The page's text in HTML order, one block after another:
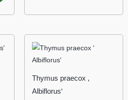
Thymus praecox ‚
Albiflorus‘